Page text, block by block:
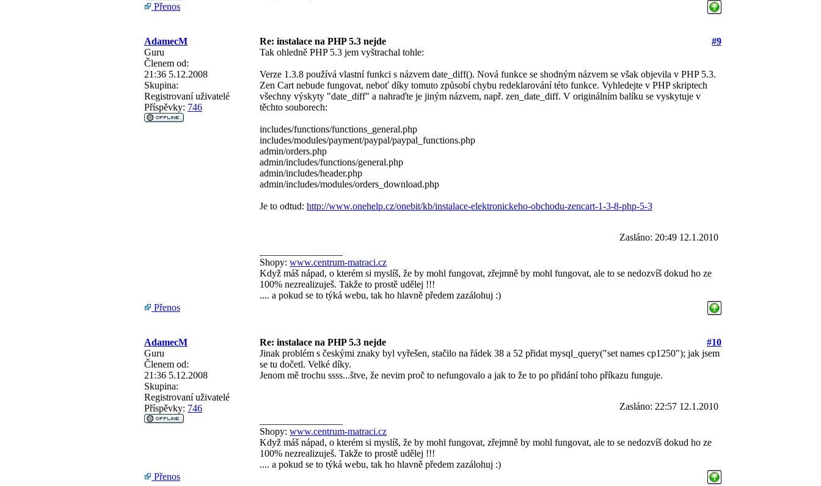
Přenos
AdamecM Re: instalace na PHP 5.3 nejde
#9
Guru
Členem od:
21:36 5.12.2008
Skupina:
Registrovaní uživatelé
Příspěvky: 746
Tak ohledně PHP 5.3 jem vyštrachal tohle:
Verze 1.3.8 používá vlastní funkci s názvem date_diff(). Nová funkce se shodným názvem se však objevila v PHP 5.3.
Zen Cart nebude fungovat, neboť díky tomuto způsobí chybu redeklarování této funkce. Vyhledejte v PHP skriptech
všechny výskyty "date_diff" a nahraďte je jiným názvem, např. zen_date_diff. V originálním balíku se vyskytuje v
těchto souborech:
includes/functions/functions_general.php
includes/modules/payment/paypal/paypal_functions.php
admin/orders.php
admin/includes/functions/general.php
admin/includes/header.php
admin/includes/modules/orders_download.php
Je to odtud: http://www.onehelp.cz/onebit/kb/instalace-elektronickeho-obchodu-zencart-1-3-8-php-5-3
Zasláno: 20:49 12.1.2010
Shopy: www.centrum-matraci.cz
Když máš nápad, o kterém si myslíš, že by mohl fungovat, zřejmně by mohl fungovat, ale to se nedozvíš dokud ho ze
100% nezrealizuješ. Takže to prostě udělej !!!
.... a pokud se to týká webu, tak ho hlavně předem zazálohuj :)
Přenos
AdamecM Re: instalace na PHP 5.3 nejde
#10
Guru
Členem od:
21:36 5.12.2008
Skupina:
Registrovaní uživatelé
Příspěvky: 746
Jinak problém s českými znaky byl vyřešen, stačilo na řádek 38 a 52 přidat mysql_query("set names cp1250"); jak jsem
se tu dočetl. Velké díky.
Jenom mě trochu ssss...štve, že nevim proč to nefungovalo a jak to že to po přidání toho příkazu funguje.
Zasláno: 22:57 12.1.2010
Shopy: www.centrum-matraci.cz
Když máš nápad, o kterém si myslíš, že by mohl fungovat, zřejmně by mohl fungovat, ale to se nedozvíš dokud ho ze
100% nezrealizuješ. Takže to prostě udělej !!!
.... a pokud se to týká webu, tak ho hlavně předem zazálohuj :)
Přenos